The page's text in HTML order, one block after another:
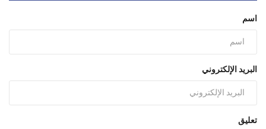
اسم
البريد الإلكتروني
تعليق